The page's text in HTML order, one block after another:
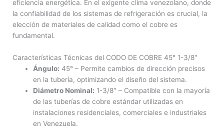
eficiencia energética. En el exigente clima venezolano, donde
la confiabilidad de los sistemas de refrigeración es crucial, la
elección de materiales de calidad como el cobre es
fundamental.
Características Técnicas del CODO DE COBRE 45° 1-3/8″
Ángulo: 45° – Permite cambios de dirección precisos
en la tubería, optimizando el diseño del sistema.
Diámetro Nominal: 1-3/8″ – Compatible con la mayoría
de las tuberías de cobre estándar utilizadas en
instalaciones residenciales, comerciales e industriales
en Venezuela.